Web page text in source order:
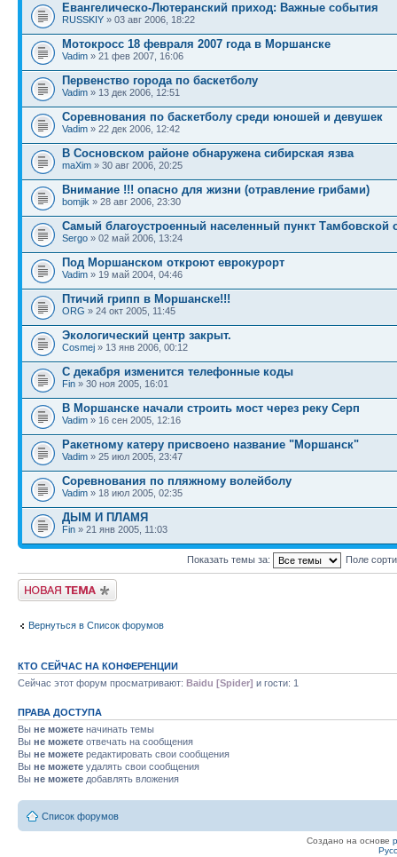
Евангелическо-Лютеранский приход: Важные события
RUSSKIY » 03 авг 2006, 18:22
Мотокросс 18 февраля 2007 года в Моршанске
Vadim » 21 фев 2007, 16:06
Первенство города по баскетболу
Vadim » 13 дек 2006, 12:51
Cоревнования по баскетболу среди юношей и девушек
Vadim » 22 дек 2006, 12:42
В Сосновском районе обнаружена сибирская язва
maXim » 30 авг 2006, 20:25
Внимание !!! опасно для жизни (отравление грибами)
bomjik » 28 авг 2006, 23:30
Самый благоустроенный населенный пункт Тамбовской
Sergo » 02 май 2006, 13:24
Под Моршанском откроют еврокурорт
Vadim » 19 май 2004, 04:46
Птичий грипп в Моршанске!!!
ORG » 24 окт 2005, 11:45
Экологический центр закрыт.
Cosmej » 13 янв 2006, 00:12
С декабря изменится телефонные коды
Fin » 30 ноя 2005, 16:01
В Моршанске начали строить мост через реку Серп
Vadim » 16 сен 2005, 12:16
Ракетному катеру присвоено название "Моршанск"
Vadim » 25 июл 2005, 23:47
Соревнования по пляжному волейболу
Vadim » 18 июл 2005, 02:35
ДЫМ И ПЛАМЯ
Fin » 21 янв 2005, 11:03
Показать темы за: Поле
Новая тема
Вернуться в Список форумов
КТО СЕЙЧАС НА КОНФЕРЕНЦИИ
Сейчас этот форум просматривают: Baidu [Spider] и гости: 1
ПРАВА ДОСТУПА
Вы не можете начинать темы
Вы не можете отвечать на сообщения
Вы не можете редактировать свои сообщения
Вы не можете удалять свои сообщения
Вы не можете добавлять вложения
Список форумов
Создано на основе